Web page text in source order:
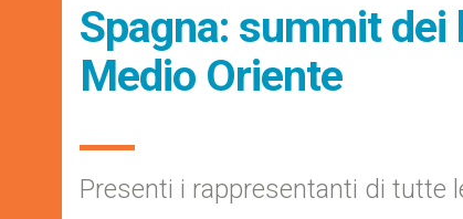
Spagna: summit
Medio Oriente
Presenti i rappresentanti di tutte